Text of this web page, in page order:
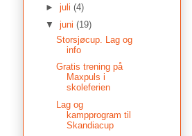
► juli (4)
▼ juni (19)
Storsjøcup. Lag og
info
Gratis trening på
Maxpuls i
skoleferien
Lag og
kampprogram til
Skandiacup